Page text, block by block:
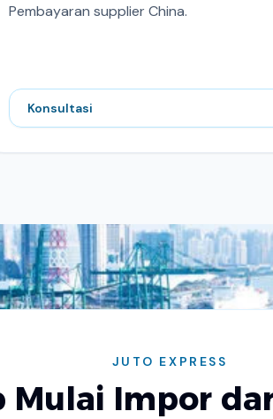
Pembayaran supplier China.
Konsultasi
JUTO EXPRESS
Mulai Impor